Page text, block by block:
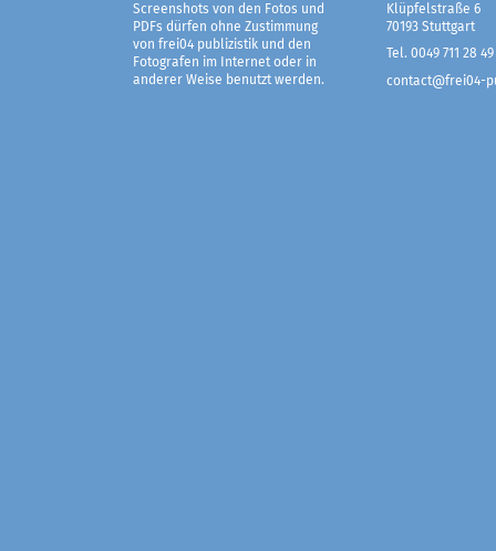
Screenshots von den Fotos und
PDFs dürfen ohne Zustimmung
von frei04 publizistik und den
Fotografen im Internet oder in
anderer Weise benutzt werden.
Klüpfelstraße 6
70193 Stuttgart
Tel. 0049 711 28 49
contact@frei04-